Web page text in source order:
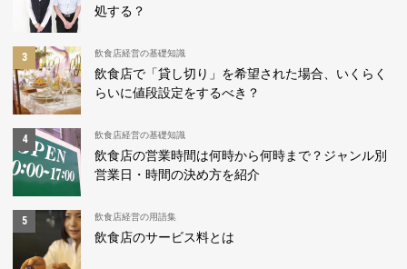
処する？
飲食店経営の基礎知識
飲食店で「貸し切り」を希望された場合、いくらく
らいに値段設定をするべき？
飲食店経営の基礎知識
飲食店の営業時間は何時から何時まで？ジャンル別
営業日・時間の決め方を紹介
飲食店経営の用語集
飲食店のサービス料とは